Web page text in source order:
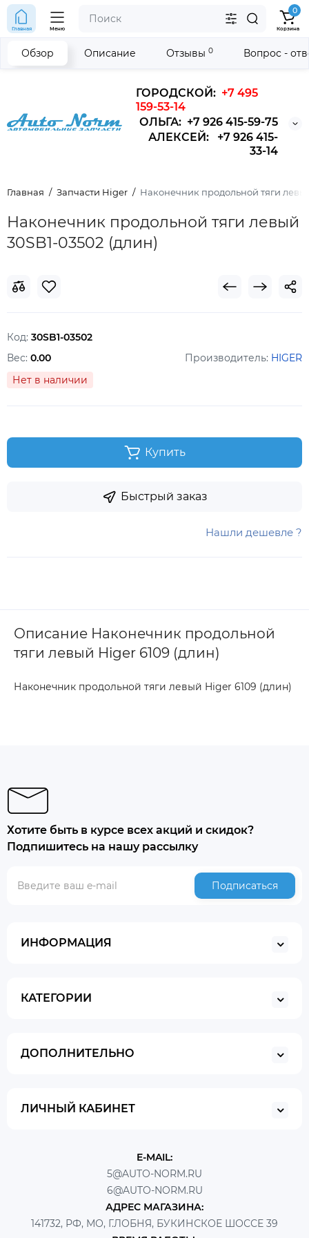
ГОРОДСКОЙ: +7 495
159-53-14
ОЛЬГА: +7 926 415-59-75
АЛЕКСЕЙ: +7 926 415-
33-14
Главная Меню
0
Корзина
Главная Запчасти Higer Наконечник продольной тяги
Наконечник продольной тяги левый
30SB1-03502 (длин)
Обзор Описание Отзывы 0 Вопрос -
Код: 30SB1-03502
Производитель: HIGER
Нет в наличии
Вес: 0.00
Купить
Быстрый заказ
Нашли дешевле ?
Описание Наконечник продольной
тяги левый Higer 6109 (длин)
Наконечник продольной тяги левый Higer 6109 (длин)
Хотите быть в курсе всех акций и скидок?
Подпишитесь на нашу рассылку
Подписаться
ИНФОРМАЦИЯ
КАТЕГОРИИ
ДОПОЛНИТЕЛЬНО
ЛИЧНЫЙ КАБИНЕТ
E-MAIL:
5@AUTO-NORM.RU
6@AUTO-NORM.RU
АДРЕС МАГАЗИНА:
141732, РФ, МО, Г.ЛОБНЯ, БУКИНСКОЕ ШОССЕ 39